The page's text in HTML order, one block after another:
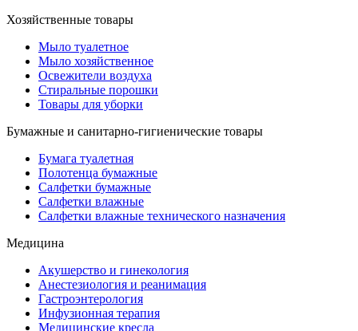
Хозяйственные товары
Мыло туалетное
Мыло хозяйственное
Освежители воздуха
Стиральные порошки
Товары для уборки
Бумажные и санитарно-гигиенические товары
Бумага туалетная
Полотенца бумажные
Салфетки бумажные
Салфетки влажные
Салфетки влажные технического назначения
Медицина
Акушерство и гинекология
Анестезиология и реанимация
Гастроэнтерология
Инфузионная терапия
Медицинские кресла